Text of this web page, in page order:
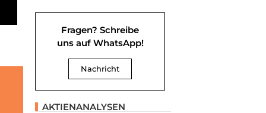
Fragen? Schreibe
uns auf WhatsApp!
Nachricht
AKTIENANALYSEN